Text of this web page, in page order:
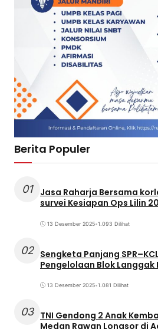
Berita Populer
01
Jasa Raharja Bersama
survei Kesiapan Ops Lilin
13 Desember 2025•1.093 Dilihat
02 Sengketa Panjang
Pengelolaan Blok Langgak
13 Desember 2025•1.081 Dilihat
03 TNI Gendong 2 Anak
Medan Rawan Longsor di